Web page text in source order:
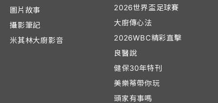
圖片故事
攝影筆記
米其林大廚影音
2026世界盃足球賽
大廚傳心法
2026WBC精彩直擊
良醫說
健保30年特刊
美樂蒂帶你玩
頭家有事嗎